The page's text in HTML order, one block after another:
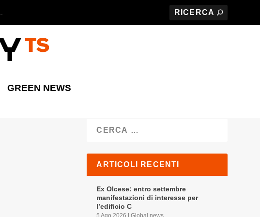
GREEN NEWS
ARTICOLI RECENTI
Ex Olcese: entro settembre
manifestazioni di interesse per
l’edificio C
5 Ago 2026 |Global news